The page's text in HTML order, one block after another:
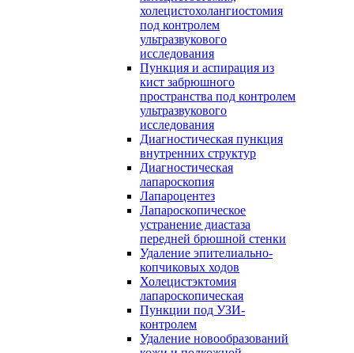
холецистохолангиостомия
под контролем
ультразвукового
исследования
Пункция и аспирация из
кист забрюшного
пространства под контролем
ультразвукового
исследования
Диагностическая пункция
внутренних структур
Диагностическая
лапароскопия
Лапароцентез
Лапароскопическое
устранение диастаза
передней брюшной стенки
Удаление эпителиально-
копчиковых ходов
Холецистэктомия
лапароскопическая
Пункции под УЗИ-
контролем
Удаление новообразований